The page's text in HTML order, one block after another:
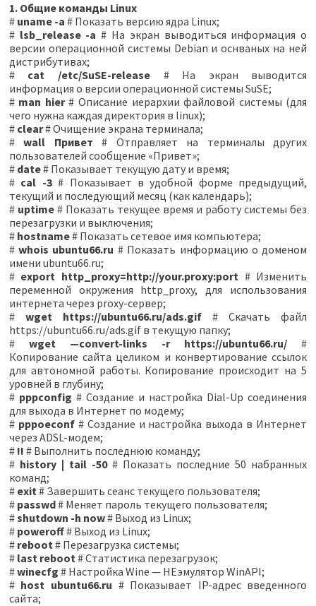
1. Общие команды Linux
# uname -a # Показать версию ядра Linux;
# lsb_release -a # На экран выводиться информация о
версии операционной системы Debian и оснваных на ней
дистрибутивах;
# cat /etc/SuSE-release# На экран выводится
информация о версии операционной системы SuSE;
#man hier# Описание иерархии файловой системы (для
чего нужна каждая директория в linux);
#clear# Очищение экрана терминала;
#wall Привет # Отправляет на терминалы других
пользователей сообщение «Привет»;
# date# Показывает текущую дату и время;
# cal -3# Показывает в удобной форме предыдущий,
текущий и последующий месяц (как календарь);
# uptime# Показать текущее время и работу системы без
перезагрузки и выключения;
# hostname# Показать сетевое имя компьютера;
#whois ubuntu66.ru # Показать информацию о доменом
имени ubuntu66.ru;
# export http_proxy=http://your.proxy:port # Изменить
переменной окружения http_proxy, для использования
интернета через proxy-сервер;
# wget https://ubuntu66.ru/ads.gif# Скачать файл
https://ubuntu66.ru/ads.gif в текущую папку;
# wget —convert-links -r https://ubuntu66.ru/ #
Копирование сайта целиком и конвертирование ссылок
для автономной работы. Копирование происходит на 5
уровней в глубину;
# pppconfig # Создание и настройка Dial-Up соединения
для выхода в Интернет по модему;
# pppoeconf# Создание и настройка выхода в Интернет
через ADSL-модем;
#!! # Выполнить последнюю команду;
# history | tail -50# Показать последние 50 набранных
команд;
# exit# Завершить сеанс текущего пользователя;
# passwd# Меняет пароль текущего пользователя;
#shutdown -h now# Выход из Linux;
#poweroff# Выход из Linux;
# reboot# Перезагрузка системы;
# last reboot# Cтатистика перезагрузок;
#winecfg # Настройка Wine — НЕэмулятор WinAPI;
# host ubuntu66.ru # Показывает IP-адрес введенного
сайта;